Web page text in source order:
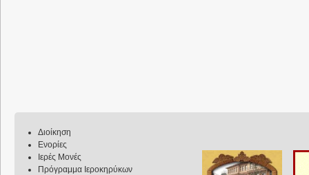
Διοίκηση
Ενορίες
Ιερές Μονές
Πρόγραμμα Ιεροκηρύκων